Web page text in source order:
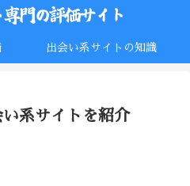
出会い系サイトの知識
系サイトを紹介